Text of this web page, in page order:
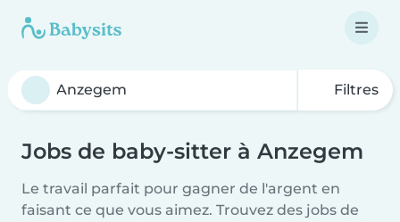
Filtres
Jobs de baby-sitter à Anzegem
Le travail parfait pour gagner de l'argent en
faisant ce que vous aimez. Trouvez des jobs de